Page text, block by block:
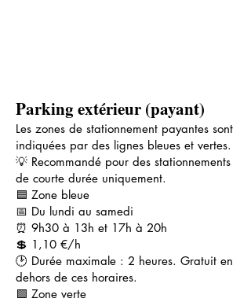
Parking extérieur (payant)
Les zones de stationnement payantes sont
indiquées par des lignes bleues et vertes.
💡 Recommandé pour des stationnements
de courte durée uniquement.
🟦 Zone bleue
📅 Du lundi au samedi
⏰ 9h30 à 13h et 17h à 20h
💲 1,10 €/h
🕑 Durée maximale : 2 heures. Gratuit en
dehors de ces horaires.
🟩 Zone verte